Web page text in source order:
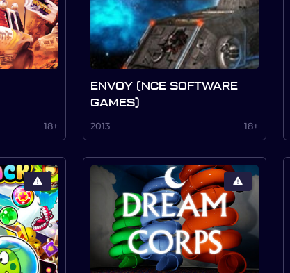
18+
ENVOY (NCE SOFTWARE
GAMES)
2013 18+